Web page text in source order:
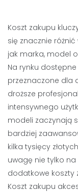
Koszt zakupu
się znacznie
jak marka, model
Na rynku
przeznaczone dla
droższe
intensywnego
modeli zaczynają
bardziej
kilka tysięcy
uwagę nie tylko
dodatkowe koszty
Koszt zakupu